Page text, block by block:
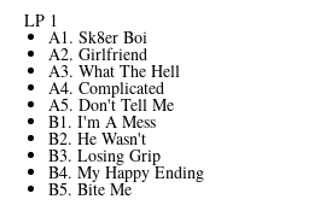
LP 1
A1. Sk8er Boi
A2. Girlfriend
A3. What The Hell
A4. Complicated
A5. Don't Tell Me
B1. I'm A Mess
B2. He Wasn't
B3. Losing Grip
B4. My Happy Ending
B5. Bite Me